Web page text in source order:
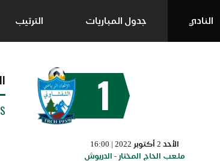
النادي جدول المباريات الترتيب
1
الأحد 2 أكتوبر 2022 | 16:00
ملعب الحاج المختار - الدريوش